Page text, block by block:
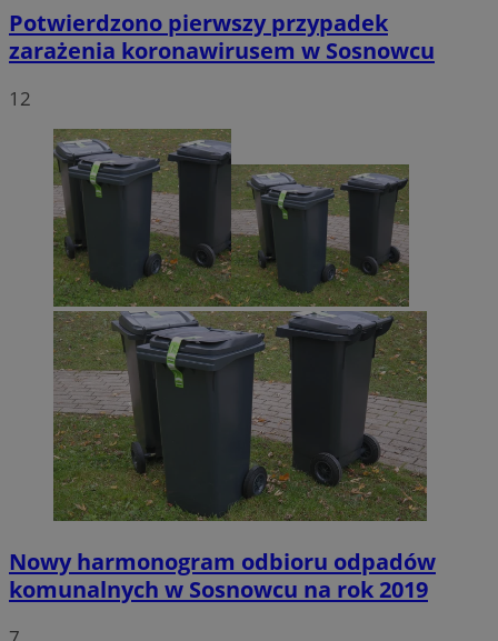
Potwierdzono pierwszy przypadek
zarażenia koronawirusem w Sosnowcu
12
Nowy harmonogram odbioru odpadów
komunalnych w Sosnowcu na rok 2019